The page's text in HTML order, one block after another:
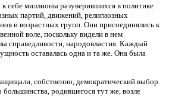
себе миллионы разуверившихся в политике
партий, движений, религиозных
и возрастных групп. Они присоединялись к
воле, поскольку видели в нем
справедливости, народовластия. Каждый
оставалась одна и та же. Она была
собственно, демократический выбор.
родившегося тут же, возле